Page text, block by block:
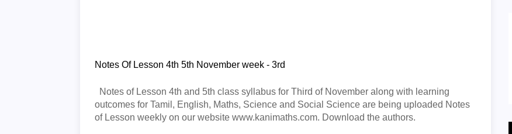
Notes Of Lesson 4th 5th November week - 3rd
Notes of Lesson 4th and 5th class syllabus for Third of November along with learning
outcomes for Tamil, English, Maths, Science and Social Science are being uploaded Notes
of Lesson weekly on our website www.kanimaths.com. Download the authors.